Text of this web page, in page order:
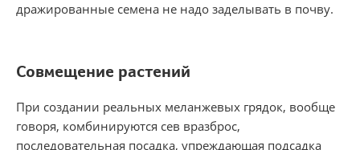
дражированные семена не надо заделывать в почву.
Совмещение растений
При создании реальных меланжевых грядок, вообще
говоря, комбинируются сев вразброс,
последовательная посадка, упреждающая подсадка